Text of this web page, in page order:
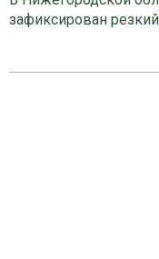
зафиксирован